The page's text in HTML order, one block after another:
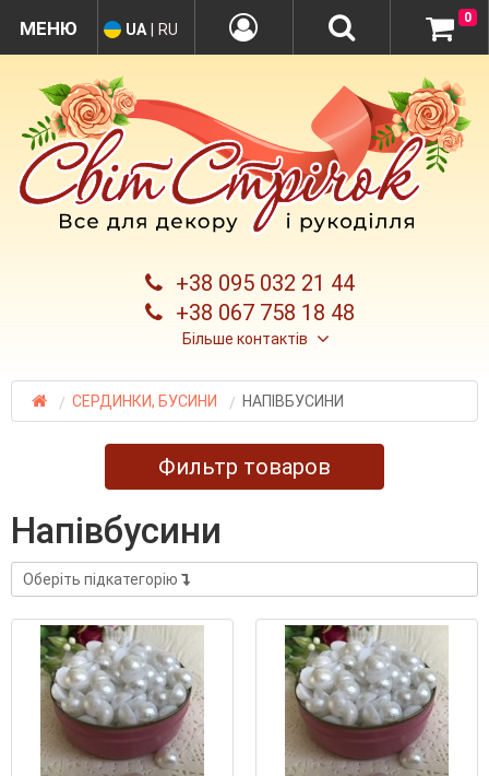
+38 095 032 21 44
+38 067 758 18 48
Більше контактів
UA RU
0
СЕРДИНКИ, БУСИНИ НАПІВБУСИНИ
Фильтр товаров
напівбусини
Оберіть підкатегорію